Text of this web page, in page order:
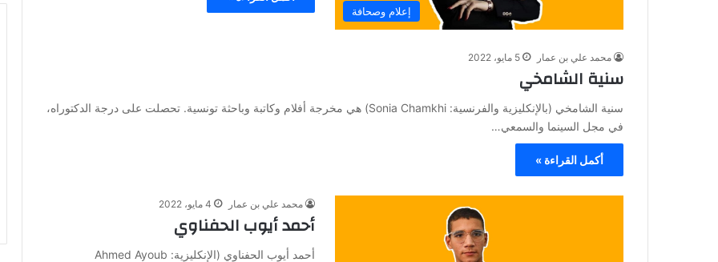
إعلام وصحافة
محمد علي بن عمار 5 مايو، 2022
سنية الشامخي
سنية الشامخي (بالإنكليزية والفرنسية: Sonia Chamkhi) هي مخرجة أفلام وكاتبة وباحثة تونسية. تحصلت على درجة الدكتوراه،
في مجل السينما والسمعي…
أكمل القراءة »
محمد علي بن عمار 4 مايو، 2022
أحمد أيوب الحفناوي
أحمد أيوب الحفناوي (الإنكليزية: Ahmed Ayoub